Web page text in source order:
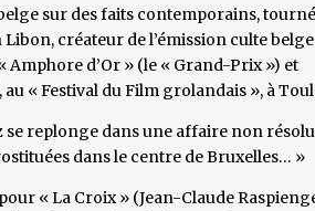
sur des faits contemporains,
Libon, créateur de l’émission culte
Amphore d’Or » (le « Grand-Prix ») et
« Festival du Film grolandais », à
se replonge dans une affaire non
dans le centre de Bruxelles… »
« La Croix » (Jean-Claude